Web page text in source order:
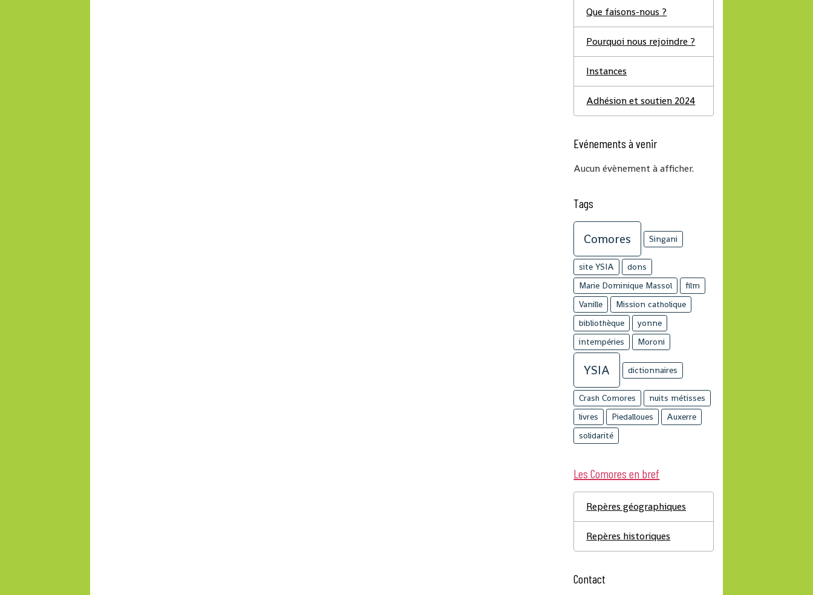
Que faisons-nous ?
Pourquoi nous rejoindre ?
Instances
Adhésion et soutien 2024
Evénements à venir
Aucun évènement à afficher.
Tags
Comores Singani
site YSIA
dons
Marie Dominique Massol
film
Vanille
Mission catholique
bibliothèque
yonne
intempéries
Moroni
YSIA dictionnaires
Crash Comores
nuits métisses
livres
Piedalloues
Auxerre
solidarité
Les Comores en bref
Repères géographiques
Repères historiques
Contact